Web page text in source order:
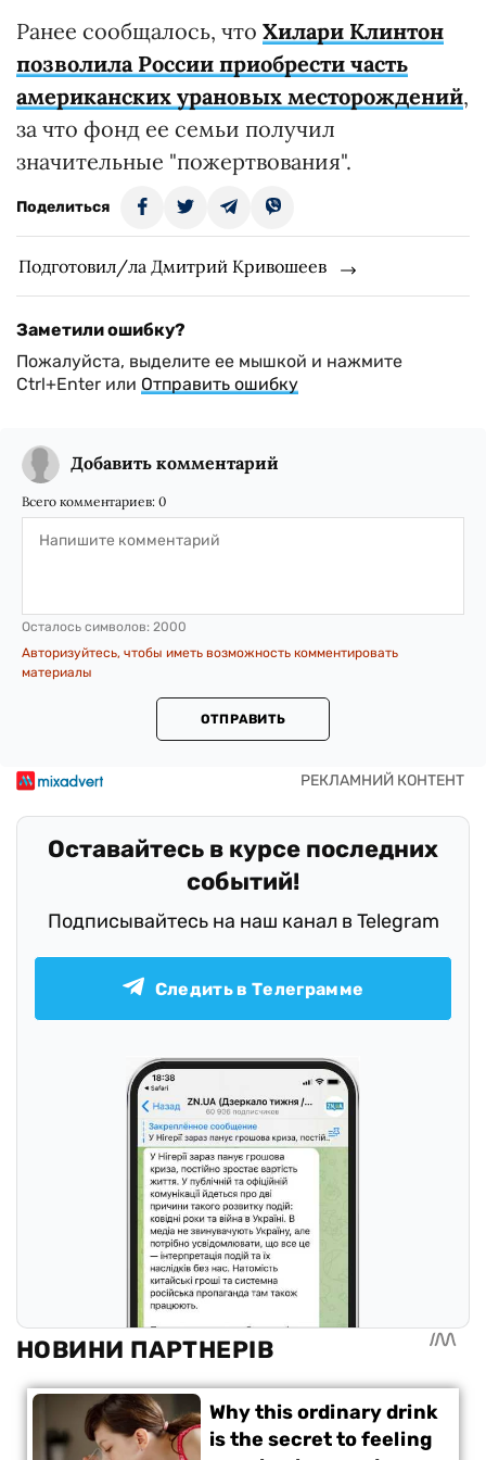
Ранее сообщалось, что Хилари Клинтон
позволила России приобрести часть
американских урановых месторождений,
за что фонд ее семьи получил
значительные "пожертвования".
Поделиться
Подготовил/ла Дмитрий Кривошеев
Заметили ошибку?
Пожалуйста, выделите ее мышкой и нажмите
Ctrl+Enter или Отправить ошибку
Добавить комментарий
Всего комментариев: 0
Осталось символов: 2000
Авторизуйтесь, чтобы иметь возможность комментировать
материалы
ОТПРАВИТЬ
Оставайтесь в курсе последних
событий!
Подписывайтесь на наш канал в Telegram
Следить в Телеграмме